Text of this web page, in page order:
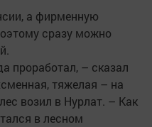
а фирменную
сразу можно
проработал, – сказал
тяжелая – на
возил в Нурлат. – Как
в лесном